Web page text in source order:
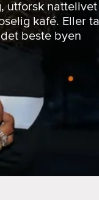
utforsk nattelivet
kafé. Eller ta
beste byen